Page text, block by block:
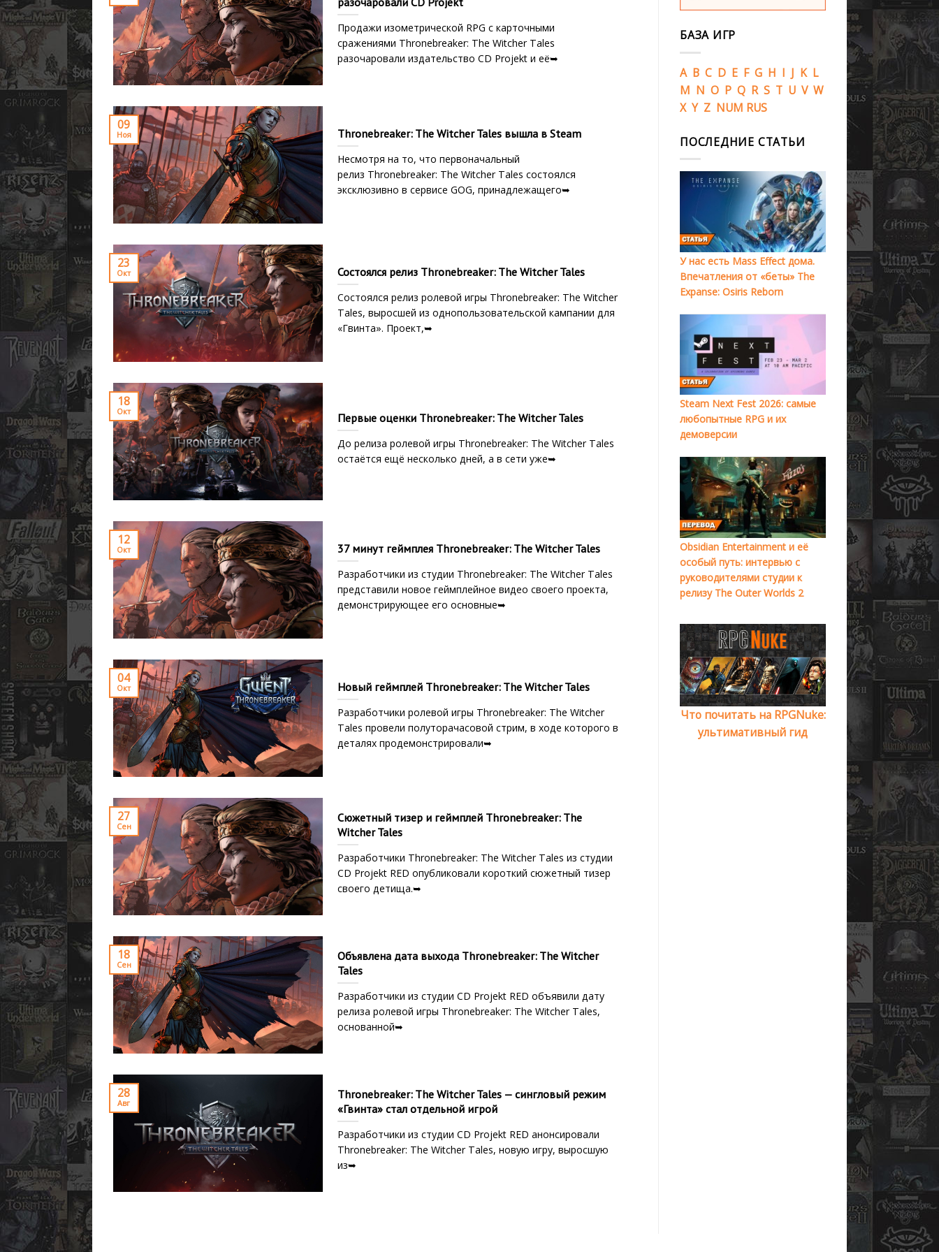
Продажи изометрической RPG с карточными
сражениями Thronebreaker: The Witcher Tales
разочаровали издательство CD Projekt и её➥
Thronebreaker: The Witcher Tales вышла в Steam
Несмотря на то, что первоначальный
релиз Thronebreaker: The Witcher Tales состоялся
эксклюзивно в сервисе GOG, принадлежащего➥
09
Ноя
Состоялся релиз Thronebreaker: The Witcher Tales
Состоялся релиз ролевой игры Thronebreaker: The Witcher
Tales, выросшей из однопользовательской кампании для
«Гвинта». Проект,➥
23
Окт
Первые оценки Thronebreaker: The Witcher Tales
До релиза ролевой игры Thronebreaker: The Witcher Tales
остаётся ещё несколько дней, а в сети уже➥
18
Окт
37 минут геймплея Thronebreaker: The Witcher Tales
Разработчики из студии Thronebreaker: The Witcher Tales
представили новое геймплейное видео своего проекта,
демонстрирующее его основные➥
12
Окт
Новый геймплей Thronebreaker: The Witcher Tales
Разработчики ролевой игры Thronebreaker: The Witcher
Tales провели полуторачасовой стрим, в ходе которого в
деталях продемонстрировали➥
04
Окт
Сюжетный тизер и геймплей Thronebreaker: The
Witcher Tales
Разработчики Thronebreaker: The Witcher Tales из студии
CD Projekt RED опубликовали короткий сюжетный тизер
своего детища.➥
27
Сен
Объявлена дата выхода Thronebreaker: The Witcher
Tales
Разработчики из студии CD Projekt RED объявили дату
релиза ролевой игры Thronebreaker: The Witcher Tales,
основанной➥
18
Сен
Thronebreaker: The Witcher Tales — сингловый режим
«Гвинта» стал отдельной игрой
Разработчики из студии CD Projekt RED анонсировали
Thronebreaker: The Witcher Tales, новую игру, выросшую
из➥
28
Авг
БАЗА ИГР
A B C D E F G H I J K L
M N O P Q R S T U V W
X Y Z NUM RUS
ПОСЛЕДНИЕ СТАТЬИ
У нас есть Mass Effect дома.
Впечатления от «беты» The
Expanse: Osiris Reborn
Steam Next Fest 2026: самые
любопытные RPG и их
демоверсии
Obsidian Entertainment и её
особый путь: интервью с
руководителями студии к
релизу The Outer Worlds 2
Что почитать на RPGNuke:
ультимативный гид